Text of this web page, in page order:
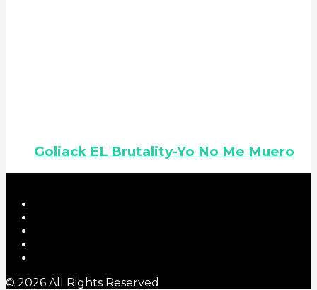
Goliack EL Brutality-Yo No Me Muero
© 2026 All Rights Reserved